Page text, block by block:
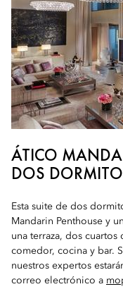
ÁTICO
DOS
Esta suite de dos
Mandarin Penthouse y
una terraza, dos cuartos
comedor, cocina y bar.
nuestros expertos
correo electrónico a